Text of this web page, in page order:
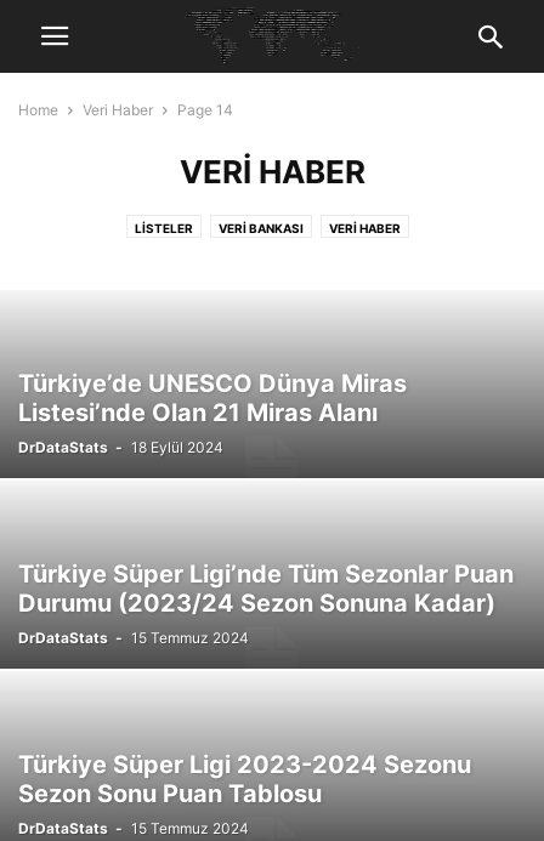
Home Veri Haber Page 14
VERI HABER
LISTELER VERI BANKASI VERI HABER
Türkiye’de UNESCO Dünya Miras
Listesi’nde Olan 21 Miras Alanı
DrDataStats - 18 Eylül 2024
Türkiye Süper Ligi’nde Tüm Sezonlar Puan
Durumu (2023/24 Sezon Sonuna Kadar)
DrDataStats - 15 Temmuz 2024
Türkiye Süper Ligi 2023-2024 Sezonu
Sezon Sonu Puan Tablosu
DrDataStats - 15 Temmuz 2024